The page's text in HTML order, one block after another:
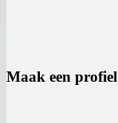
Maak een profiel